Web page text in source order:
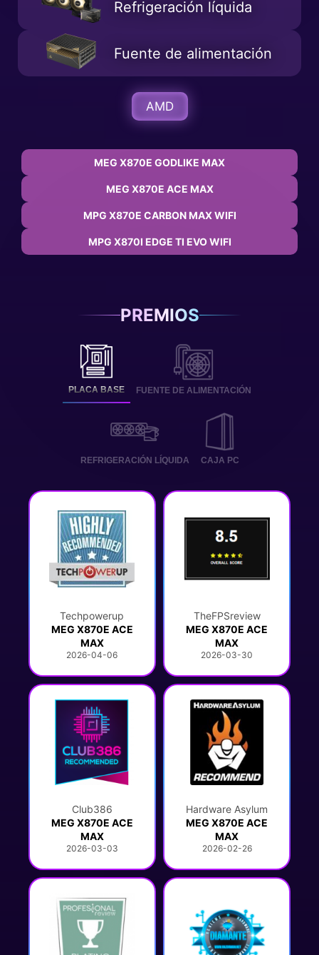
Refrigeración líquida
Fuente de alimentación
AMD
MEG X870E GODLIKE MAX
MEG X870E ACE MAX
MPG X870E CARBON MAX WIFI
MPG X870I EDGE TI EVO WIFI
PREMIOS
PLACA BASE FUENTE DE ALIMENTACIÓN
REFRIGERACIÓN LÍQUIDA CAJA PC
Techpowerup
MEG X870E ACE
MAX
2026-04-06
TheFPSreview
MEG X870E ACE
MAX
2026-03-30
Club386
MEG X870E ACE
MAX
2026-03-03
Hardware Asylum
MEG X870E ACE
MAX
2026-02-26